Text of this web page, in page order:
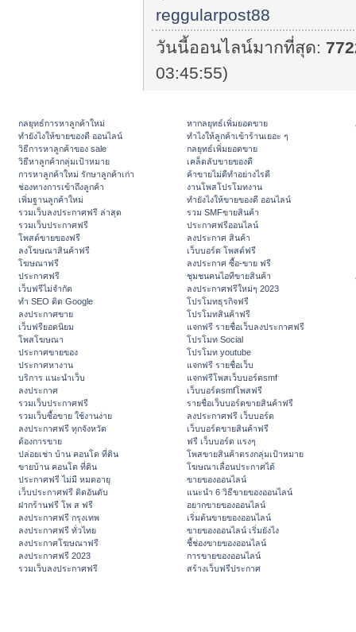
reggularpost88
วันนี้ออนไลน์มากที่สุด:
03:45:55)
กลยุทธ์การหาลูกค้าใหม่
ทํายังไงให้ขายของดี ออนไลน์
วิธีการหาลูกค้าของ sale
วิธีหาลูกค้ากลุ่มเป้าหมาย
การหาลูกค้าใหม่ รักษาลูกค้าเก่า
ช่องทางการเข้าถึงลูกค้า
เพิ่มฐานลูกค้าใหม่
รวมเว็บลงประกาศฟรี ล่าสุด
รวมเว็บประกาศฟรี
โพสต์ขายของฟรี
ลงโฆษณาสินค้าฟรี
โฆษณาฟรี
ประกาศฟรี
เว็บฟรีไม่จำกัด
ทำ SEO ติด Google
ลงประกาศขาย
เว็บฟรียอดนิยม
โพสโฆษณา
ประกาศขายของ
ประกาศหางาน
บริการ แนะนำเว็บ
ลงประกาศ
รวมเว็บประกาศฟรี
รวมเว็บซื้อขาย ใช้งานง่าย
ลงประกาศฟรี ทุกจังหวัด
ต้องการขาย
ปล่อยเช่า บ้าน คอนโด ที่ดิน
ขายบ้าน คอนโด ที่ดิน
ประกาศฟรี ไม่มี หมดอายุ
เว็บประกาศฟรี ติดอันดับ
ฝากร้านฟรี โพ ส ฟรี
ลงประกาศฟรี กรุงเทพ
ลงประกาศฟรี ทั่วไทย
ลงประกาศโฆษณาฟรี
ลงประกาศฟรี 2023
รวมเว็บลงประกาศฟรี
หากลยุทธ์เพิ่มยอดขาย
ทําไงให้ลูกค้าเข้าร้านเยอะ ๆ
กลยุทธ์เพิ่มยอดขาย
เคล็ดลับขายของดี
ค้าขายไม่ดีทำอย่างไรดี
งานโพสโปรโมทงาน
ทํายังไงให้ขายของดี ออนไลน์
รวม SMFขายสินค้า
ประกาศฟรีออนไลน์
ลงประกาศ สินค้า
เว็บบอร์ด โพสต์ฟรี
ลงประกาศ ซื้อ-ขาย ฟรี
ชุมชนคนไอทีขายสินค้า
ลงประกาศฟรีใหม่ๆ 2023
โปรโมทธุรกิจฟรี
โปรโมทสินค้าฟรี
แจกฟรี รายชื่อเว็บลงประกาศฟรี
โปรโมท Social
โปรโมท youtube
แจกฟรี รายชื่อเว็บ
แจกฟรีโพสเว็บบอร์ดsmf
เว็บบอร์ดsmfโพสฟรี
รายชื่อเว็บบอร์ดขายสินค้าฟรี
ลงประกาศฟรี เว็บบอร์ด
เว็บบอร์ดขายสินค้าฟรี
ฟรี เว็บบอร์ด แรงๆ
โพสขายสินค้าตรงกลุ่มเป้าหมาย
โฆษณาเลื่อนประกาศได้
ขายของออนไลน์
แนะนำ 6 วิธีขายของออนไลน์
อยากขายของออนไลน์
เริ่มต้นขายของออนไลน์
ขายของออนไลน์ เริ่มยังไง
ชี้ช่องขายของออนไลน์
การขายของออนไลน์
สร้างเว็บฟรีประกาศ